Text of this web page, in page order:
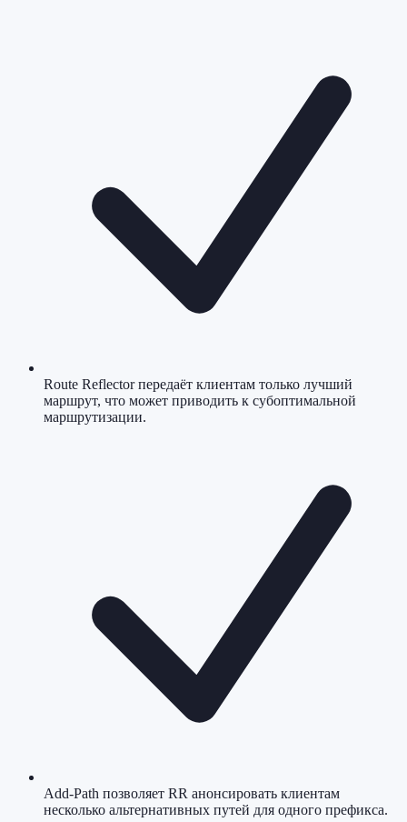
Route Reflector передаёт клиентам только лучший
маршрут, что может приводить к субоптимальной
маршрутизации.
Add-Path позволяет RR анонсировать клиентам
несколько альтернативных путей для одного префикса.